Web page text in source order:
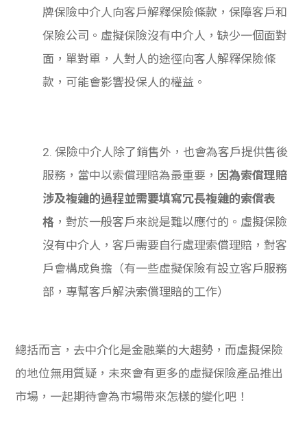
牌保險中介人向客戶解釋保險條款，保障客戶和
保險公司。虛擬保險沒有中介人，缺少一個面對
面，單對單，人對人的途徑向客人解釋保險條
款，可能會影響投保人的權益。
2. 保險中介人除了銷售外，也會為客戶提供售後
服務，當中以索償理賠為最重要， 因為索償理賠
涉及複雜的過程並需要填寫冗長複雜的索償表
格 ，對於一般客戶來說是難以應付的。虛擬保險
沒有中介人，客戶需要自行處理索償理賠，對客
戶會構成負擔（有一些虛擬保險有設立客戶服務
部，專幫客戶解決索償理賠的工作）
總括而言，去中介化是金融業的大趨勢，而虛擬保險
的地位無用質疑，未來會有更多的虛擬保險產品推出
市場，一起期待會為市場帶來怎樣的變化吧！